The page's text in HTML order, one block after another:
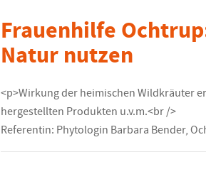
Frauenhilfe
Natur nutzen
<p>Wirkung der heimischen Wildkräuter
hergestellten Produkten u.v.m.<br />
Referentin: Phytologin Barbara Bender,